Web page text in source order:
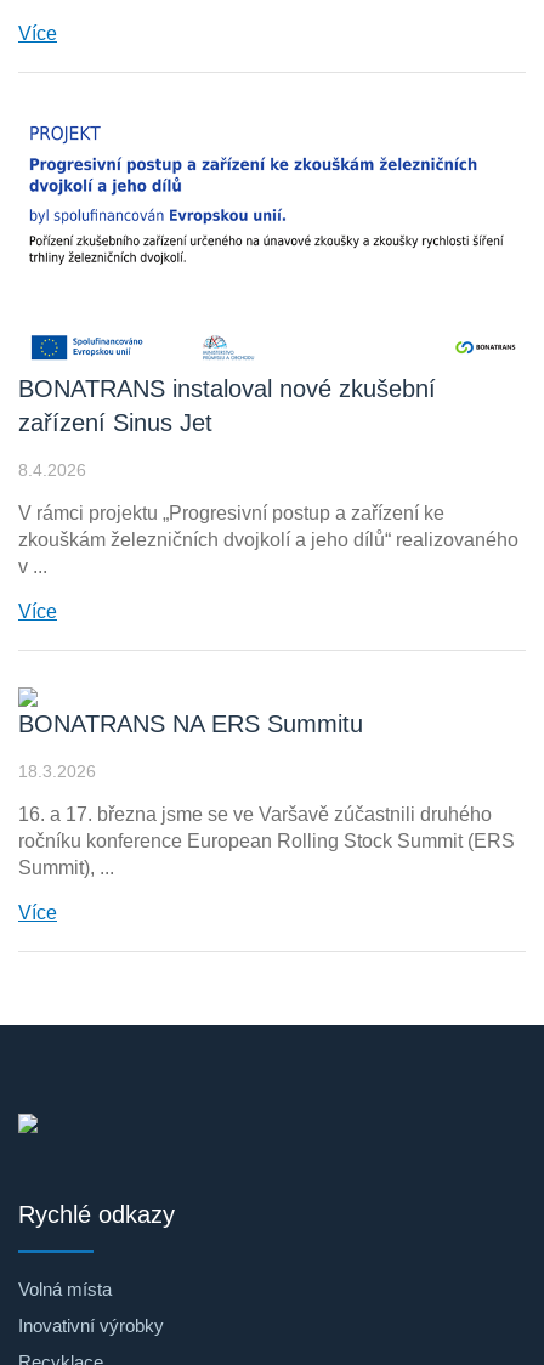
Více
BONATRANS instaloval nové zkušební
zařízení Sinus Jet
8.4.2026
V rámci projektu „Progresivní postup a zařízení ke
zkouškám železničních dvojkolí a jeho dílů“ realizovaného
v ...
Více
BONATRANS NA ERS Summitu
18.3.2026
16. a 17. března jsme se ve Varšavě zúčastnili druhého
ročníku konference European Rolling Stock Summit (ERS
Summit), ...
Více
Rychlé odkazy
Volná místa
Inovativní výrobky